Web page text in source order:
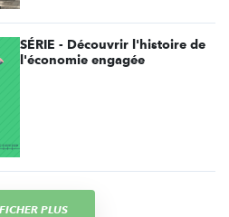
SÉRIE - Découvrir l'histoire de
l'économie engagée
PLUS